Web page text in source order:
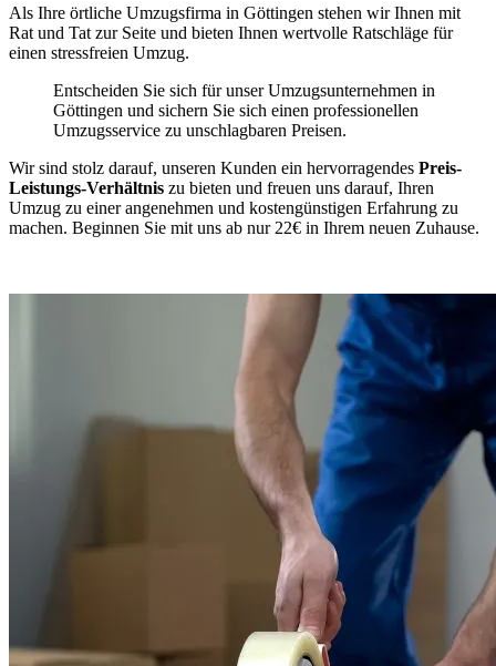
Als Ihre örtliche Umzugsfirma in Göttingen stehen wir Ihnen mit
Rat und Tat zur Seite und bieten Ihnen wertvolle Ratschläge für
einen stressfreien Umzug.
Entscheiden Sie sich für unser Umzugsunternehmen in
Göttingen und sichern Sie sich einen professionellen
Umzugsservice zu unschlagbaren Preisen.
Wir sind stolz darauf, unseren Kunden ein hervorragendes Preis-
Leistungs-Verhältnis zu bieten und freuen uns darauf, Ihren
Umzug zu einer angenehmen und kostengünstigen Erfahrung zu
machen. Beginnen Sie mit uns ab nur 22€ in Ihrem neuen Zuhause.